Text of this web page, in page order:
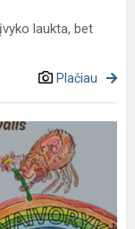
laukta, bet
Plačiau